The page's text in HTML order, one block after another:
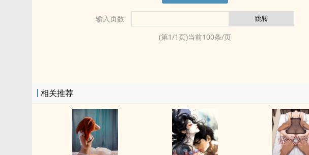
输入页数
(第1/1页)当前100条/页
相关推荐